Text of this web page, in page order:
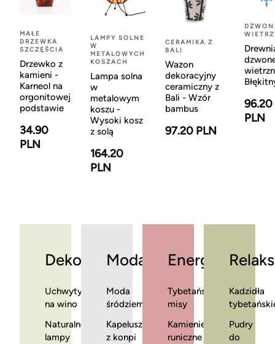
MAŁE
DRZEWKA
SZCZĘŚCIA
Drzewko z
kamieni -
Karneol na
orgonitowej
podstawie
34.90
PLN
LAMPY SOLNE
W
METALOWYCH
KOSZACH
Lampa solna
w
metalowym
koszu -
Wysoki kosz
z solą
164.20
PLN
CERAMIKA Z
BALI
Wazon
dekoracyjny
ceramiczny z
Bali - Wzór
bambus
97.20 PLN
96.20
PLN
Dekoracje
Uchwyty
na wino
Naturalne
lampy
Moda
Moda
śródziemnomorska
Kapelusze
z konpi
Energia
Tybetańskie
misy
Kamienie
runiczne
Relaks
Kadzidła
Pudry
do